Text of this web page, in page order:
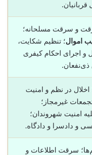
و سرقت مسلحانه؛
اموال؛ تنظیم شکایت،
و اجرای احکام کیفری
ذی‌نفعان.
اخلال در نظم و امنیت
غیرمجاز؛
امنیت شهروندان؛
و دادسرا و دادگاه.
سرقت اطلاعات و